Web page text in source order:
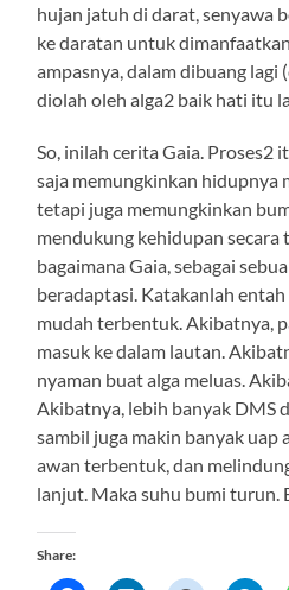
hujan jatuh di darat, senyawa
ke daratan untuk
ampasnya, dalam dibuang lagi
diolah oleh alga2 baik hati itu
So, inilah cerita Gaia. Proses2
saja memungkinkan hidupnya
tetapi juga memungkinkan
mendukung kehidupan secara
bagaimana Gaia, sebagai
beradaptasi. Katakanlah
mudah terbentuk. Akibatnya,
masuk ke dalam lautan.
nyaman buat alga meluas.
Akibatnya, lebih banyak DMS
sambil juga makin banyak uap
awan terbentuk, dan
lanjut. Maka suhu bumi turun.
Share: